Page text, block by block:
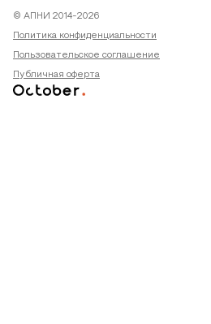
© АПНИ 2014-2026
Политика конфиденциальности
Пользовательское соглашение
Публичная оферта